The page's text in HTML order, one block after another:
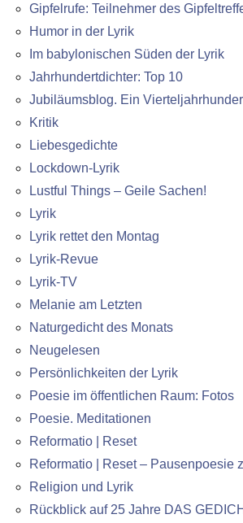
Gipfelrufe: Teilnehmer des
Humor in der Lyrik
Im babylonischen Süden der Lyrik
Jahrhundertdichter: Top 10
Jubiläumsblog. Ein
Kritik
Liebesgedichte
Lockdown-Lyrik
Lustful Things – Geile Sachen!
Lyrik
Lyrik rettet den Montag
Lyrik-Revue
Lyrik-TV
Melanie am Letzten
Naturgedicht des Monats
Neugelesen
Persönlichkeiten der Lyrik
Poesie im öffentlichen Raum: Fotos
Poesie. Meditationen
Reformatio | Reset
Reformatio | Reset – Pausenpoesie
Religion und Lyrik
Rückblick auf 25 Jahre DAS